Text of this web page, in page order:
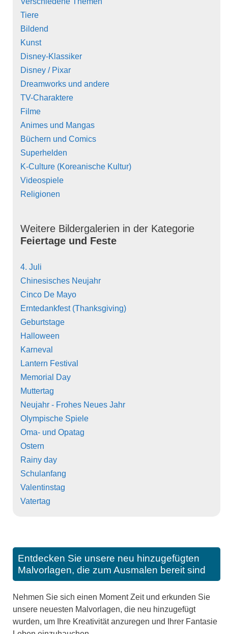
Tiere
Bildend
Kunst
Disney-Klassiker
Disney / Pixar
Dreamworks und andere
TV-Charaktere
Filme
Animes und Mangas
Büchern und Comics
Superhelden
K-Culture (Koreanische Kultur)
Videospiele
Religionen
Weitere Bildergalerien in der Kategorie
Feiertage und Feste
4. Juli
Chinesisches Neujahr
Cinco De Mayo
Erntedankfest (Thanksgiving)
Geburtstage
Halloween
Karneval
Lantern Festival
Memorial Day
Muttertag
Neujahr - Frohes Neues Jahr
Olympische Spiele
Oma- und Opatag
Ostern
Rainy day
Schulanfang
Valentinstag
Vatertag
Entdecken Sie unsere neu hinzugefügten
Malvorlagen, die zum Ausmalen bereit sind
Nehmen Sie sich einen Moment Zeit und erkunden Sie
unsere neuesten Malvorlagen, die neu hinzugefügt
wurden, um Ihre Kreativität anzuregen und Ihrer Fantasie